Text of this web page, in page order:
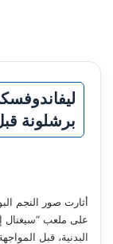
برشلونة
أثارت صور النجم
على ملعب “سيغنال
البدنية، قبل